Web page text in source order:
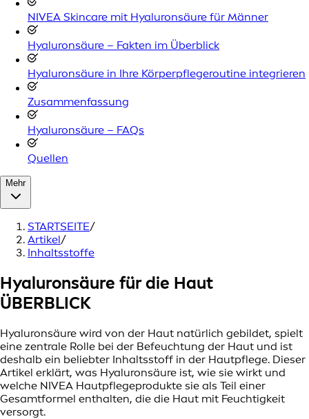
NIVEA Skincare mit Hyaluronsäure für Männer
Hyaluronsäure – Fakten im Überblick
Hyaluronsäure in Ihre Körperpflegeroutine integrieren
Zusammenfassung
Hyaluronsäure – FAQs
Quellen
Mehr
STARTSEITE/
Artikel/
Inhaltsstoffe
Hyaluronsäure für die Haut
ÜBERBLICK
Hyaluronsäure wird von der Haut natürlich gebildet, spielt
eine zentrale Rolle bei der Befeuchtung der Haut und ist
deshalb ein beliebter Inhaltsstoff in der Hautpflege. Dieser
Artikel erklärt, was Hyaluronsäure ist, wie sie wirkt und
welche NIVEA Hautpflegeprodukte sie als Teil einer
Gesamtformel enthalten, die die Haut mit Feuchtigkeit
versorgt.